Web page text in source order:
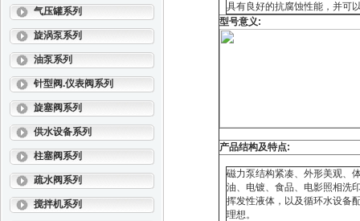
气压罐系列
旋涡泵系列
油泵系列
针型阀.仪表阀系列
旋塞阀系列
供水设备系列
柱塞阀系列
疏水阀系列
搅拌机系列
具有良好的抗腐蚀性能，并可
型号意义:
产品结构及特点:
磁力泵结构紧凑、外形美观、
油、电镀、食品、电影照相洗
挥发性液体，以及循环水设备
理想。